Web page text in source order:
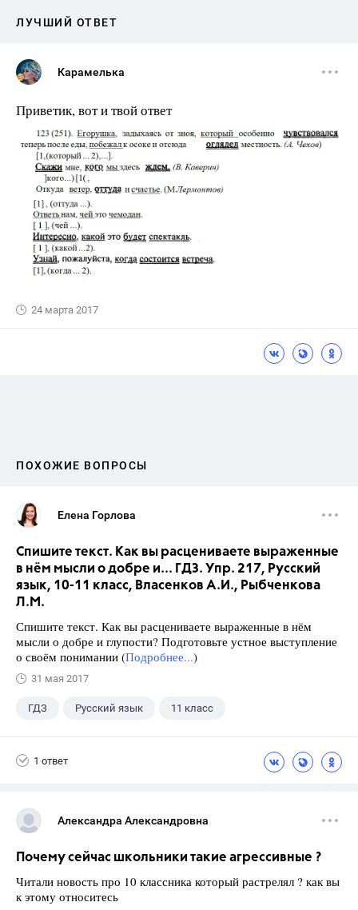
ЛУЧШИЙ ОТВЕТ
Карамелька
Приветик, вот и твой ответ
24 марта 2017
ПОХОЖИЕ ВОПРОСЫ
Елена Горлова
Спишите текст. Как вы расцениваете выраженные
в нём мысли о добре и... ГДЗ. Упр. 217, Русский
язык, 10-11 класс, Власенков А.И., Рыбченкова
Л.М.
Спишите текст. Как вы расцениваете выраженные в нём
мысли о добре и глупости? Подготовьте устное выступление
о своём понимании (Подробнее...)
31 мая 2017
ГДЗ Русский язык 11 класс
1 ответ
Александра Александровна
Почему сейчас школьники такие агрессивные ?
Читали новость про 10 классника который растрелял ? как вы
к этому относитесь